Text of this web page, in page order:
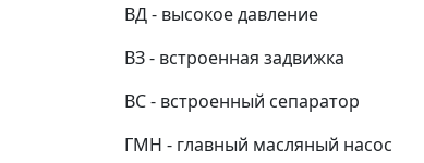
ВД - высокое давление
ВЗ - встроенная задвижка
ВС - встроенный сепаратор
ГМН - главный масляный насос